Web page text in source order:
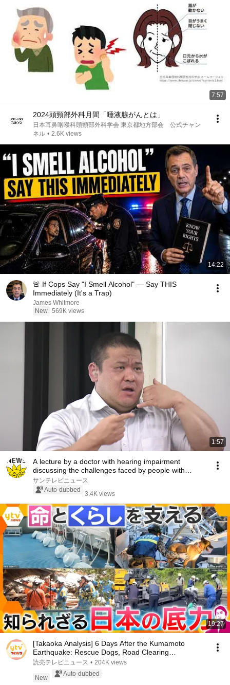
7:57
2024頭頸部外科月間「唾液腺がんとは」
日本耳鼻咽喉科頭頸部外科学会 東京都地方部会 公式チャン
ネル • 2.6K views
14:22
🚨 If Cops Say "I Smell Alcohol" — Say THIS
Immediately (It's a Trap)
James Whitmore
New 569K views
1:57
A lecture by a doctor with hearing impairment
discussing the challenges faced by people with
hear...
サンテレビニュース
Auto-dubbed
3.4K views
19:27
[Takaoka Analysis] 6 Days After the Kumamoto
Earthquake: Rescue Dogs, Road Clearing
Operations, a...
読売テレビニュース • 204K views
New
Auto-dubbed